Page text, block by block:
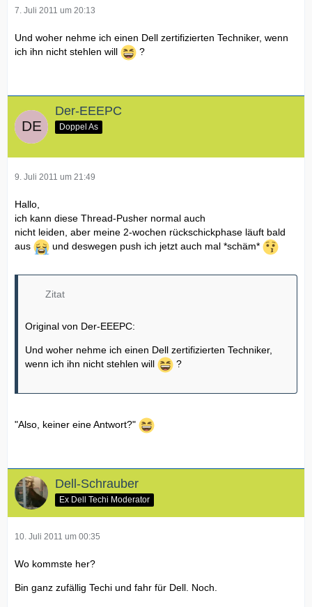
7. Juli 2011 um 20:13
Und woher nehme ich einen Dell zertifizierten Techniker, wenn
ich ihn nicht stehlen will
?
Der-EEEPC
Doppel As
9. Juli 2011 um 21:49
Hallo,
ich kann diese Thread-Pusher normal auch
nicht leiden, aber meine 2-wochen rückschickphase läuft bald
aus
und deswegen push ich jetzt auch mal *schäm*
Zitat
Original von Der-EEEPC:
Und woher nehme ich einen Dell zertifizierten Techniker,
wenn ich ihn nicht stehlen will
?
"Also, keiner eine Antwort?"
Dell-Schrauber
Ex Dell Techi Moderator
10. Juli 2011 um 00:35
Wo kommste her?
Bin ganz zufällig Techi und fahr für Dell. Noch.